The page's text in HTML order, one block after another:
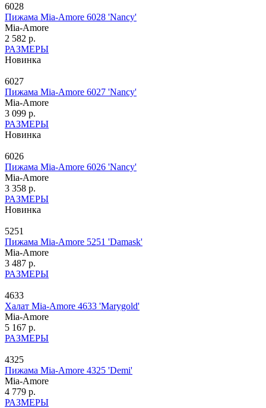
6028
Пижама Mia-Amore 6028 'Nancy'
Mia-Amore
2 582 р.
РАЗМЕРЫ
Новинка
6027
Пижама Mia-Amore 6027 'Nancy'
Mia-Amore
3 099 р.
РАЗМЕРЫ
Новинка
6026
Пижама Mia-Amore 6026 'Nancy'
Mia-Amore
3 358 р.
РАЗМЕРЫ
Новинка
5251
Пижама Mia-Amore 5251 'Damask'
Mia-Amore
3 487 р.
РАЗМЕРЫ
4633
Халат Mia-Amore 4633 'Marygold'
Mia-Amore
5 167 р.
РАЗМЕРЫ
4325
Пижама Mia-Amore 4325 'Demi'
Mia-Amore
4 779 р.
РАЗМЕРЫ